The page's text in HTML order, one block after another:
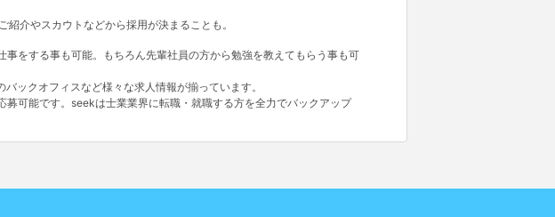
介やスカウトなどから採用が決まることも。
をする事も可能。もちろん先輩社員の方から勉強を教えてもらう事も可
ックオフィスなど様々な求人情報が揃っています。
可能です。seekは士業業界に転職・就職する方を全力でバックアップ